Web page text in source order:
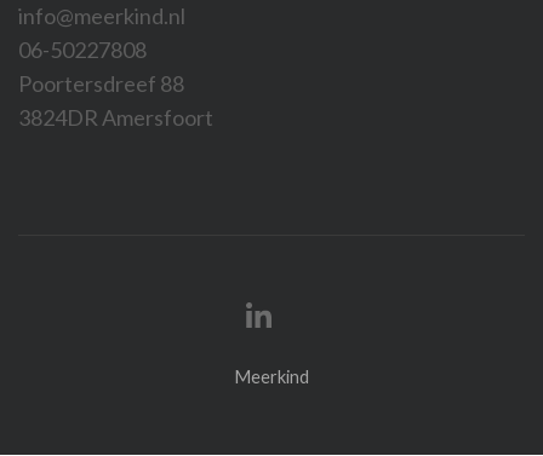
info@meerkind.nl
06-50227808
Poortersdreef 88
3824DR Amersfoort
Meerkind